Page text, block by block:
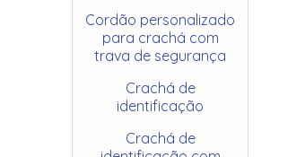
Cordão personalizado
para crachá com
trava de segurança
Crachá de
identificação
Crachá de